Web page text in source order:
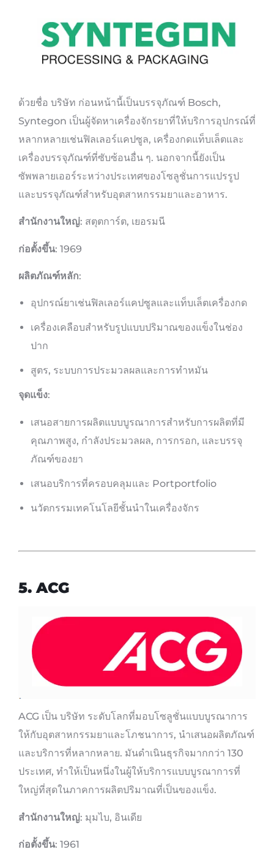
ด้วยชื่อ บริษัท ก่อนหน้านี้เป็นบรรจุภัณฑ์ Bosch,
Syntegon เป็นผู้จัดหาเครื่องจักรยาที่ให้บริการอุปกรณ์ที่
หลากหลายเช่นฟิลเลอร์แคปซูล, เครื่องกดแท็บเล็ตและ
เครื่องบรรจุภัณฑ์ที่ซับซ้อนอื่น ๆ. นอกจากนี้ยังเป็น
ซัพพลายเออร์ระหว่างประเทศของโซลูชั่นการแปรรูป
และบรรจุภัณฑ์สำหรับอุตสาหกรรมยาและอาหาร.
สำนักงานใหญ่: สตุตการ์ต, เยอรมนี
ก่อตั้งขึ้น: 1969
ผลิตภัณฑ์หลัก:
อุปกรณ์ยาเช่นฟิลเลอร์แคปซูลและแท็บเล็ตเครื่องกด
เครื่องเคลือบสำหรับรูปแบบปริมาณของแข็งในช่อง
ปาก
สูตร, ระบบการประมวลผลและการทำหมัน
จุดแข็ง:
เสนอสายการผลิตแบบบูรณาการสำหรับการผลิตที่มี
คุณภาพสูง, กำลังประมวลผล, การกรอก, และบรรจุ
ภัณฑ์ของยา
เสนอบริการที่ครอบคลุมและ Portportfolio
นวัตกรรมเทคโนโลยีชั้นนำในเครื่องจักร
5. ACG
ACG เป็น บริษัท ระดับโลกที่มอบโซลูชั่นแบบบูรณาการ
ให้กับอุตสาหกรรมยาและโภชนาการ, นำเสนอผลิตภัณฑ์
และบริการที่หลากหลาย. มันดำเนินธุรกิจมากกว่า 130
ประเทศ, ทำให้เป็นหนึ่งในผู้ให้บริการแบบบูรณาการที่
ใหญ่ที่สุดในภาคการผลิตปริมาณที่เป็นของแข็ง.
สำนักงานใหญ่: มุมไบ, อินเดีย
ก่อตั้งขึ้น: 1961